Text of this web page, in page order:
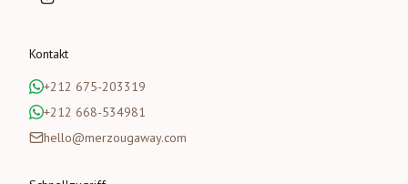
Kontakt
+212 675-203319
+212 668-534981
hello@merzougaway.com